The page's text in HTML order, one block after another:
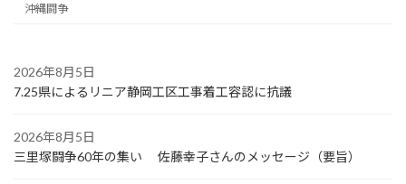
沖縄闘争
2026年8月5日
7.25県によるリニア静岡工区工事着工容認に抗議
2026年8月5日
三里塚闘争60年の集い 佐藤幸子さんのメッセージ（要旨）